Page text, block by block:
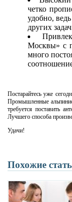
четко
удобно,
других
Москвы» с
много
Постарайтесь уже
Промышленные
требуется поставить
Лучшего способа
Удачи!
Похожие